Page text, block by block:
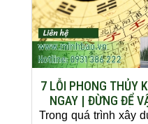
7 LỖI PHONG THỦY
NGAY | ĐỪNG ĐỂ
LẦM
Trong quá trình xây